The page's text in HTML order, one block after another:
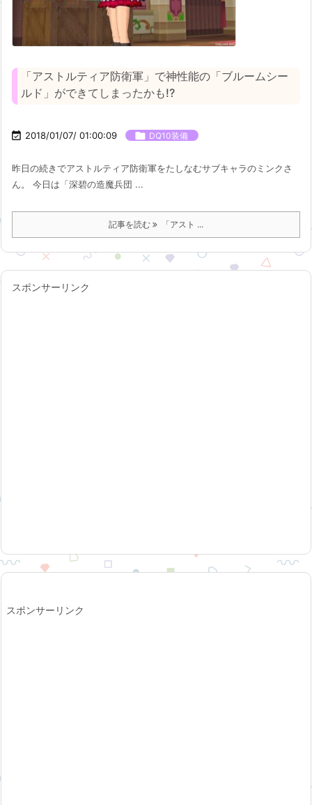
「アストルティア防衛軍」で神性能の「ブルームシー
ルド」ができてしまったかも!?
 2018/01/07/ 01:00:09  DQ10装備
昨日の続きでアストルティア防衛軍をたしなむサブキャラのミンクさ
ん。 今日は「深碧の造魔兵団 ...
記事を読む 「アスト ...
スポンサーリンク
スポンサーリンク